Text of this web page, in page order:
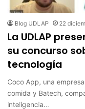
Blog UDLAP 22
La UDLAP
su concurso
tecnología
Coco App, una
comida y Batech,
inteligencia…